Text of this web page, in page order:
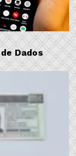
Dados